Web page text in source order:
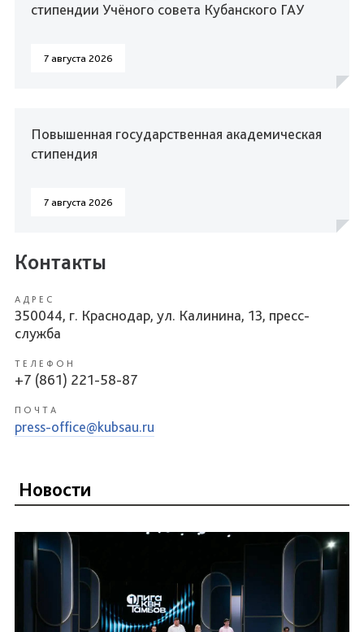
стипендии Учёного совета Кубанского ГАУ
7 августа 2026
Повышенная государственная академическая
стипендия
7 августа 2026
Контакты
АДРЕС
350044, г. Краснодар, ул. Калинина, 13, пресс-
служба
ТЕЛЕФОН
+7 (861) 221-58-87
ПОЧТА
press-office@kubsau.ru
Новости